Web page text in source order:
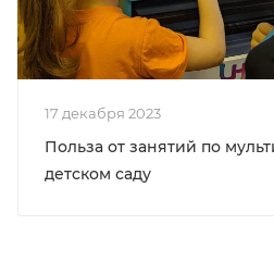
17 декабря 2023
Польза от занятий по
детском саду